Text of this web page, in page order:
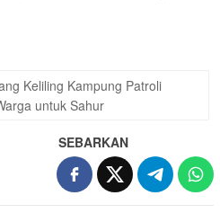
Keliling Kampung Patroli
untuk Sahur
SEBARKAN